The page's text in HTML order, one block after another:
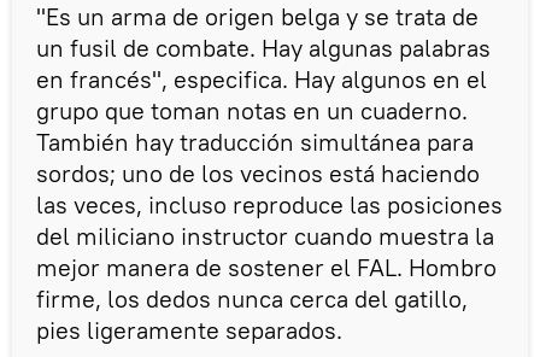
"Es un arma de origen belga y se trata de
un fusil de combate. Hay algunas palabras
en francés", especifica. Hay algunos en el
grupo que toman notas en un cuaderno.
También hay traducción simultánea para
sordos; uno de los vecinos está haciendo
las veces, incluso reproduce las posiciones
del miliciano instructor cuando muestra la
mejor manera de sostener el FAL. Hombro
firme, los dedos nunca cerca del gatillo,
pies ligeramente separados.